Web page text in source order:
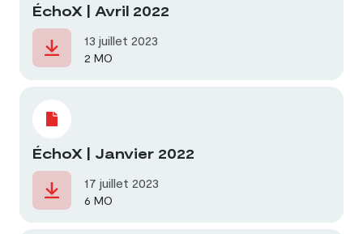
ÉchoX | Avril 2022
13 juillet 2023
2 MO
ÉchoX | Janvier 2022
17 juillet 2023
6 MO